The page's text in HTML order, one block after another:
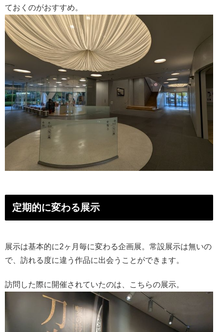
ておくのがおすすめ。
定期的に変わる展示
展示は基本的に2ヶ月毎に変わる企画展。常設展示は無いの
で、訪れる度に違う作品に出会うことができます。
訪問した際に開催されていたのは、こちらの展示。